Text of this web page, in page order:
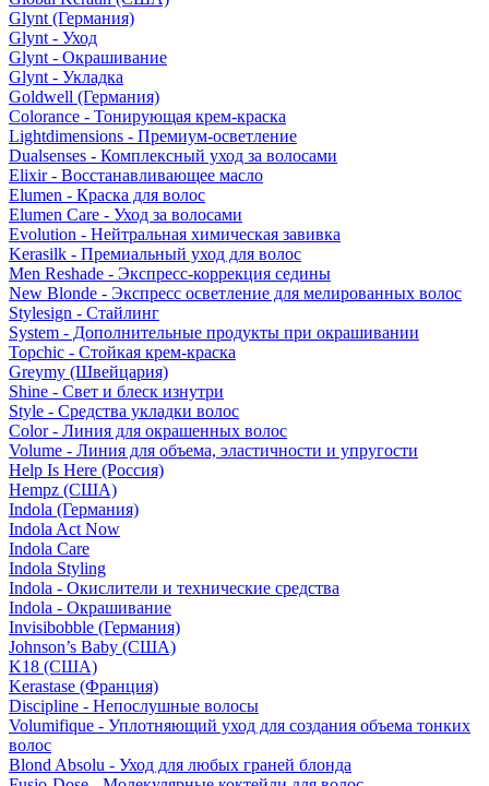
Glynt (Германия)
Glynt - Уход
Glynt - Окрашивание
Glynt - Укладка
Goldwell (Германия)
Colorance - Тонирующая крем-краска
Lightdimensions - Премиум-осветление
Dualsenses - Комплексный уход за волосами
Elixir - Восстанавливающее масло
Elumen - Краска для волос
Elumen Care - Уход за волосами
Evolution - Нейтральная химическая завивка
Kerasilk - Премиальный уход для волос
Men Reshade - Экспресс-коррекция седины
New Blonde - Экспресс осветление для мелированных волос
Stylesign - Стайлинг
System - Дополнительные продукты при окрашивании
Topchic - Стойкая крем-краска
Greymy (Швейцария)
Shine - Свет и блеск изнутри
Style - Средства укладки волос
Color - Линия для окрашенных волос
Volume - Линия для объема, эластичности и упругости
Help Is Here (Россия)
Hempz (США)
Indola (Германия)
Indola Act Now
Indola Care
Indola Styling
Indola - Окислители и технические средства
Indola - Окрашивание
Invisibobble (Германия)
Johnson’s Baby (США)
K18 (США)
Kerastase (Франция)
Discipline - Непослушные волосы
Volumifique - Уплотняющий уход для создания объема тонких
волос
Blond Absolu - Уход для любых граней блонда